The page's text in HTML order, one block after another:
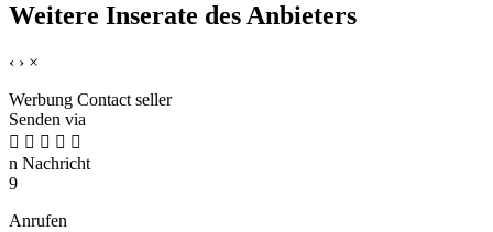
Weitere Inserate des Anbieters
‹ › ×
Werbung Contact seller
Senden via
    
n Nachricht
9
Anrufen